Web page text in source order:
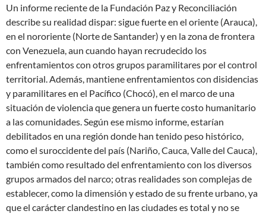
Un informe reciente de la Fundación Paz y Reconciliación
describe su realidad dispar: sigue fuerte en el oriente (Arauca),
en el nororiente (Norte de Santander) y en la zona de frontera
con Venezuela, aun cuando hayan recrudecido los
enfrentamientos con otros grupos paramilitares por el control
territorial. Además, mantiene enfrentamientos con disidencias
y paramilitares en el Pacífico (Chocó), en el marco de una
situación de violencia que genera un fuerte costo humanitario
a las comunidades. Según ese mismo informe, estarían
debilitados en una región donde han tenido peso histórico,
como el suroccidente del país (Nariño, Cauca, Valle del Cauca),
también como resultado del enfrentamiento con los diversos
grupos armados del narco; otras realidades son complejas de
establecer, como la dimensión y estado de su frente urbano, ya
que el carácter clandestino en las ciudades es total y no se